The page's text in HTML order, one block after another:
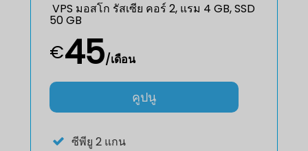
VPS มอสโก รัสเซีย คอร์ 2, แรม 4 GB, SSD
50 GB
€45/เดือน
คูปนู
ซีพียู 2 แกน